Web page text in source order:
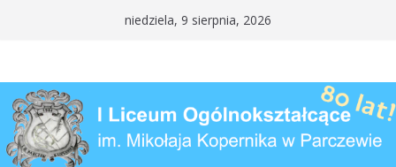
niedziela, 9 sierpnia, 2026